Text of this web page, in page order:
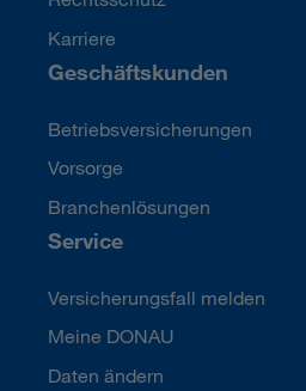
Karriere
Geschäftskunden
Betriebsversicherungen
Vorsorge
Branchenlösungen
Service
Versicherungsfall melden
Meine DONAU
Daten ändern